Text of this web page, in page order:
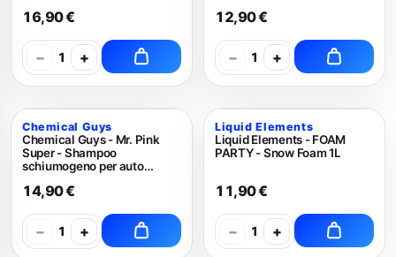
16,90 €
− 1 +
12,90 €
− 1 +
Chemical Guys
Chemical Guys - Mr. Pink
Super - Shampoo
schiumogeno per auto
14,90 €
− 1 +
Liquid Elements
Liquid Elements - FOAM
PARTY - Snow Foam 1L
11,90 €
− 1 +